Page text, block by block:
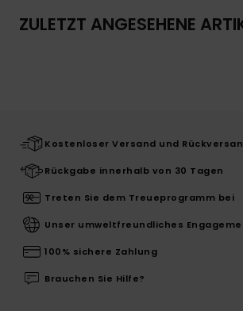
ZULETZT ANGESEHENE
Kostenloser Versand und
Rückgabe innerhalb von 30 Tagen
Treten Sie dem Treueprogramm bei
Unser umweltfreundliches
100% sichere Zahlung
Brauchen Sie Hilfe?